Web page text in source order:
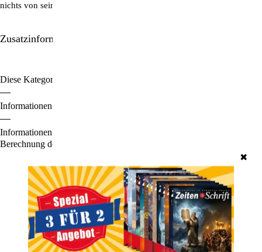
nichts von seiner Magie verloren.
Zusatzinformationen/Details
Diese Kategorien durchstöbern:
Informationen zu den Zahlungsoptionen finden Sie
Informationen für den Standardversand, zur Lieferung und zur
Berechnung der Lieferfrist finden Sie
Unsere beliebtesten Produkte
✖